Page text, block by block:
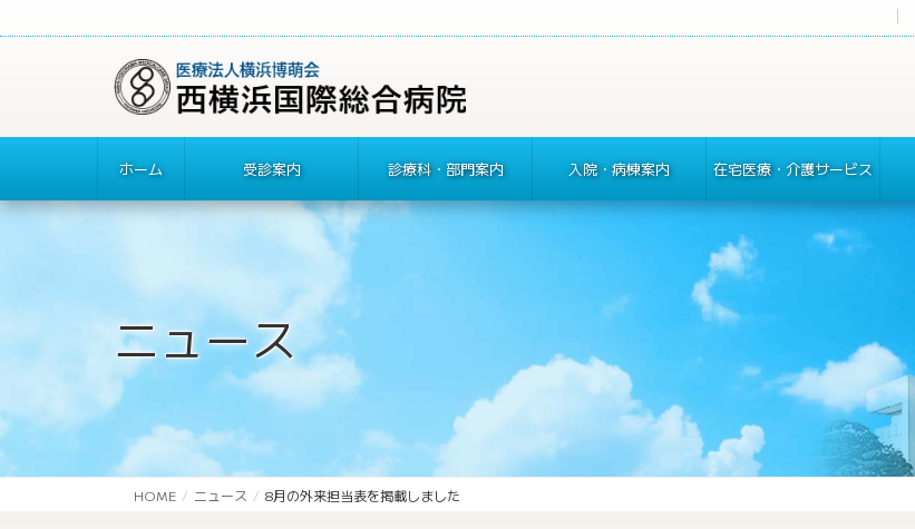
ホーム 受診案内 診療科・部門案内 入院・病棟案内 在宅医療・介護サービス
ニュース
HOME ニュース 8月の外来担当表を掲載しました